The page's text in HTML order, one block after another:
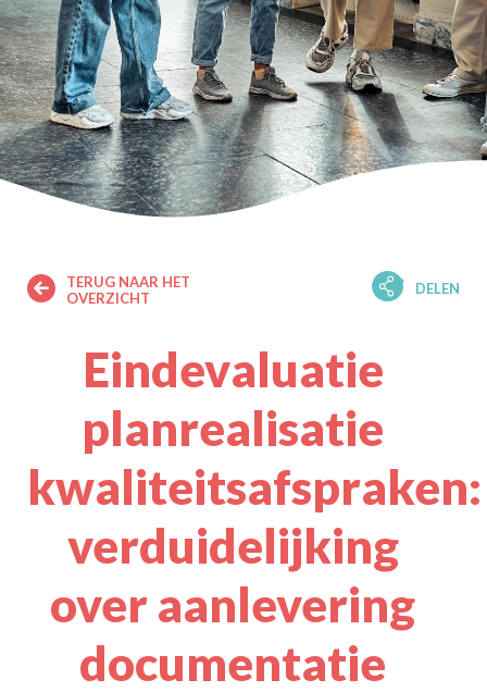
TERUG NAAR HET
OVERZICHT
DELEN
Eindevaluatie
planrealisatie
kwaliteitsafspraken:
verduidelijking
over aanlevering
documentatie